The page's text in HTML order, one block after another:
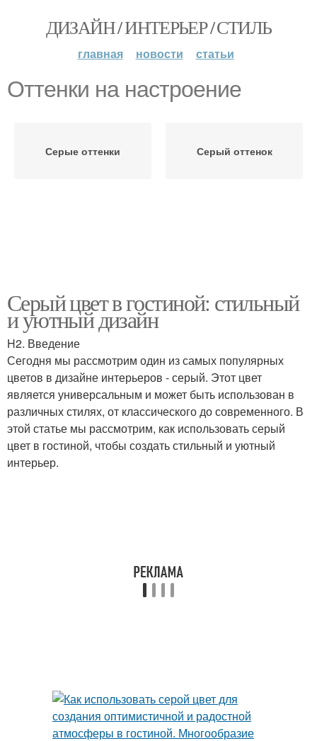
ДИЗАЙН / ИНТЕРЬЕР / СТИЛЬ
главная новости статьи
Оттенки на настроение
Серые оттенки Серый оттенок
Серый цвет в гостиной: стильный
и уютный дизайн
H2. Введение
Сегодня мы рассмотрим один из самых популярных
цветов в дизайне интерьеров - серый. Этот цвет
является универсальным и может быть использован в
различных стилях, от классического до современного. В
этой статье мы рассмотрим, как использовать серый
цвет в гостиной, чтобы создать стильный и уютный
интерьер.